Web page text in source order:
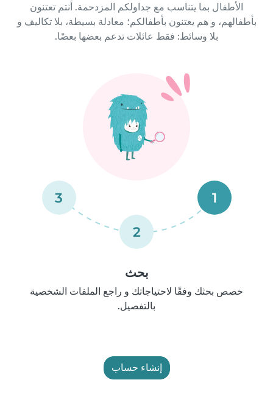
الأطفال بما يتناسب مع جداولكم المزدحمة. أنتم تعتنون
بأطفالهم، و هم يعتنون بأطفالكم؛ معادلة بسيطة، بلا تكاليف و
بلا وسائط: فقط عائلات تدعم بعضها بعضًا.
1
2
3
بحث
خصص بحثك وفقًا لاحتياجاتك و راجع الملفات الشخصية
بالتفصيل.
إنشاء حساب